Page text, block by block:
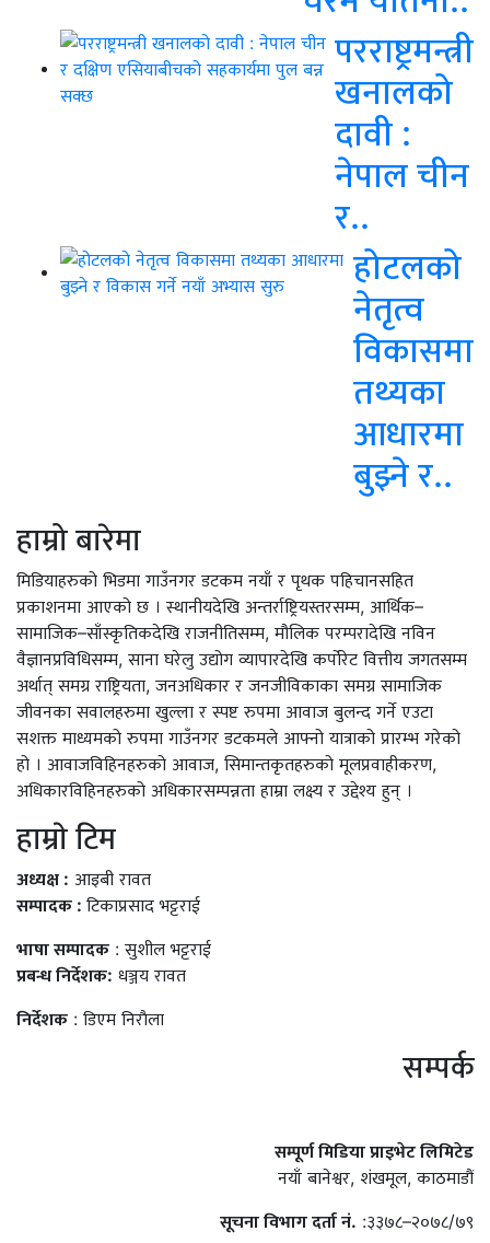
परराष्ट्रमन्त्री
खनालको
दावी :
नेपाल चीन
र..
होटलको
नेतृत्व
विकासमा
तथ्यका
आधारमा
बुझ्ने र..
हाम्रो बारेमा
मिडियाहरुको भिडमा गाउँनगर डटकम नयाँ र पृथक पहिचानसहित
प्रकाशनमा आएको छ । स्थानीयदेखि अन्तर्राष्ट्रियस्तरसम्म, आर्थिक–
सामाजिक–साँस्कृतिकदेखि राजनीतिसम्म, मौलिक परम्परादेखि नविन
वैज्ञानप्रविधिसम्म, साना घरेलु उद्योग व्यापारदेखि कर्पोरेट वित्तीय जगतसम्म
अर्थात् समग्र राष्ट्रियता, जनअधिकार र जनजीविकाका समग्र सामाजिक
जीवनका सवालहरुमा खुल्ला र स्पष्ट रुपमा आवाज बुलन्द गर्ने एउटा
सशक्त माध्यमको रुपमा गाउँनगर डटकमले आफ्नो यात्राको प्रारम्भ गरेको
हो । आवाजविहिनहरुको आवाज, सिमान्तकृतहरुको मूलप्रवाहीकरण,
अधिकारविहिनहरुको अधिकारसम्पन्नता हाम्रा लक्ष्य र उद्देश्य हुन् ।
हाम्राे टिम
अध्यक्ष : आइबी रावत
सम्पादक : टिकाप्रसाद भट्टराई
भाषा सम्पादक : सुशील भट्टराई
प्रबन्ध निर्देशक: धञ्जय रावत
निर्देशक : डिएम निराैला
सम्पर्क
सम्पूर्ण मिडिया प्राइभेट लिमिटेड
नयाँ बानेश्वर, शंखमूल, काठमाडौं
सूचना विभाग दर्ता नं. :३३७८–२०७८/७९